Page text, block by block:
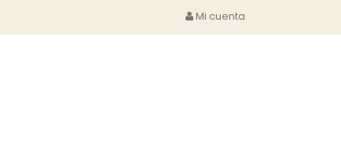
Mi cuenta